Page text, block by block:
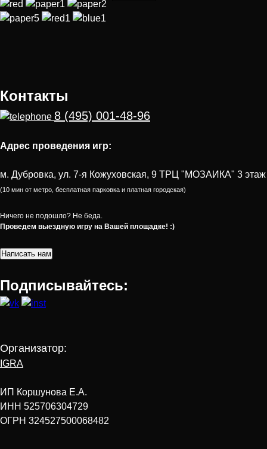
Контакты
8 (495) 001-48-96
Адрес проведения игр:
м. Дубровка, ул. 7-я Кожуховская, 9 ТРЦ "МОЗАИКА" 3 этаж
(10 мин от метро, бесплатная парковка и платная городская)
Ничего не подошло? Не беда.
Проведем выездную игру на Вашей площадке! :)
Написать нам
Подписывайтесь:
Организатор:
IGRA
ИП Коршунова Е.А.
ИНН 525706304729
ОГРН 324527500068482